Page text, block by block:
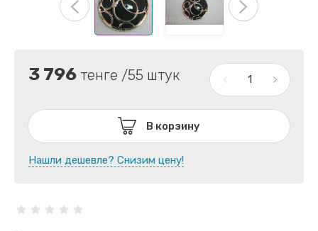
3 796 тенге /55 штук
В корзину
Нашли дешевле? Снизим цену!